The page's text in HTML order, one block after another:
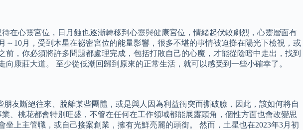
在心靈宮位，日月蝕也逐漸轉移到心靈與健康宮位，情緒起伏較劇烈，心靈層面有
10月，受到木星在祕密宮位的能量影響，很多不堪的事情被迫攤在陽光下檢視，或
，你必須將許多問題都處理完成，包括打敗自己的心魔，才能從陰暗中走出，找到
康莊大道。 至少從低潮回歸到原來的正常生活，就可以感受到一些小確幸了。
友斷絕往來、脫離某些團體，或是與人因為利益衝突而撕破臉，因此，該如何將自
、桃花都會特別旺盛，不管在任何在工作領域都能展露頭角，個性方面也會改變思
上主管職，或自己接案創業，擁有光鮮亮麗的頭銜。 然而，土星也在2023年3月初